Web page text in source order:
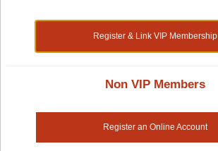
Register & Link VIP Membership
Non VIP Members
Register an Online Account